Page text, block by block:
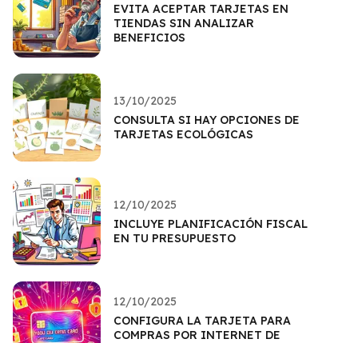
EVITA ACEPTAR TARJETAS EN
TIENDAS SIN ANALIZAR
BENEFICIOS
13/10/2025
CONSULTA SI HAY OPCIONES DE
TARJETAS ECOLÓGICAS
12/10/2025
INCLUYE PLANIFICACIÓN FISCAL
EN TU PRESUPUESTO
12/10/2025
CONFIGURA LA TARJETA PARA
COMPRAS POR INTERNET DE